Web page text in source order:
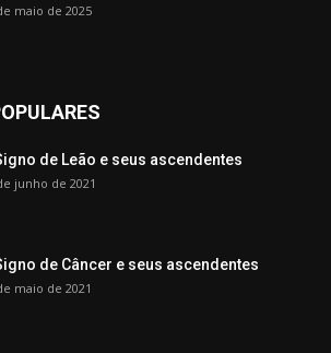
maio de 2025
de Leão e seus ascendentes
junho de 2021
de Câncer e seus ascendentes
maio de 2021